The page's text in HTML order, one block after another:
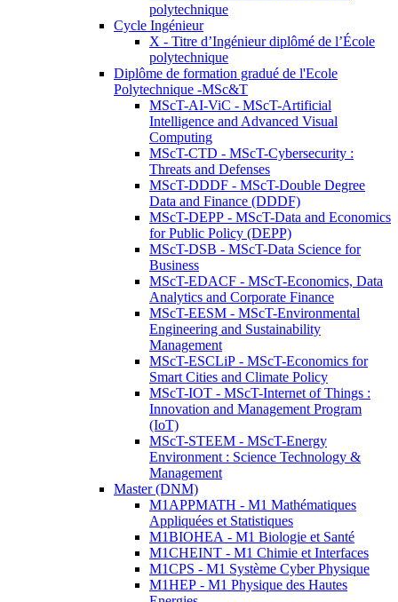
polytechnique
Cycle Ingénieur
X - Titre d’Ingénieur diplômé de l’École
polytechnique
Diplôme de formation gradué de l'Ecole
Polytechnique -MSc&T
MScT-AI-ViC - MScT-Artificial
Intelligence and Advanced Visual
Computing
MScT-CTD - MScT-Cybersecurity :
Threats and Defenses
MScT-DDDF - MScT-Double Degree
Data and Finance (DDDF)
MScT-DEPP - MScT-Data and Economics
for Public Policy (DEPP)
MScT-DSB - MScT-Data Science for
Business
MScT-EDACF - MScT-Economics, Data
Analytics and Corporate Finance
MScT-EESM - MScT-Environmental
Engineering and Sustainability
Management
MScT-ESCLiP - MScT-Economics for
Smart Cities and Climate Policy
MScT-IOT - MScT-Internet of Things :
Innovation and Management Program
(IoT)
MScT-STEEM - MScT-Energy
Environment : Science Technology &
Management
Master (DNM)
M1APPMATH - M1 Mathématiques
Appliquées et Statistiques
M1BIOHEA - M1 Biologie et Santé
M1CHEINT - M1 Chimie et Interfaces
M1CPS - M1 Système Cyber Physique
M1HEP - M1 Physique des Hautes